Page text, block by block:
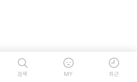
검색 MY 최근